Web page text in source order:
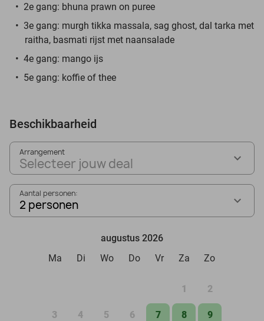
2e gang: bhuna prawn on puree
3e gang: murgh tikka massala, sag ghost, dal tarka met
raitha, basmati rijst met naansalade
4e gang: mango ijs
5e gang: koffie of thee
Beschikbaarheid
Arrangement
Selecteer jouw deal
Aantal personen:
2 personen
augustus 2026
Ma
Di Wo Do Vr Za Zo
1 2
3 4 5 6 7 8 9